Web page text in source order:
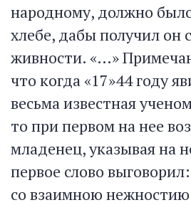
народному, должно
хлебе, дабы получил он
живности. «…»
что когда «17»44 году
весьма известная
то при первом на нее
младенец, указывая на
первое слово
со взаимною нежностию